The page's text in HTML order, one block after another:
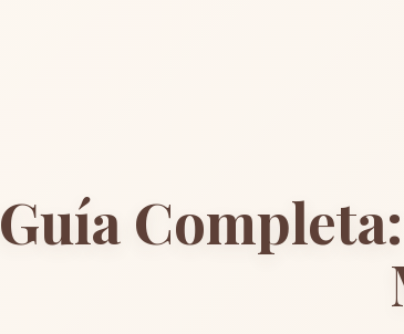
Guía Completa: